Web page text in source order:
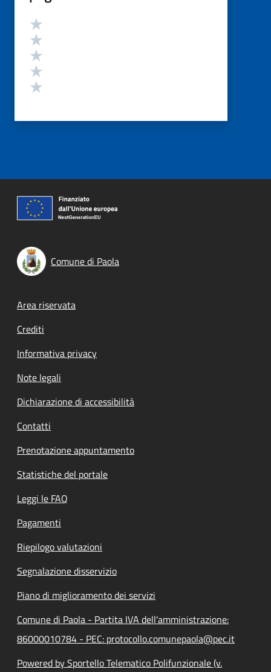
Valutazione
Comune di Paola
Footer menu
Area riservata
Crediti
Informativa privacy
Note legali
Dichiarazione di accessibilità
Contatti
Prenotazione appuntamento
Statistiche del portale
Leggi le FAQ
Pagamenti
Riepilogo valutazioni
Segnalazione disservizio
Piano di miglioramento dei servizi
Comune di Paola - Partita IVA dell'amministrazione:
86000010784 - PEC: protocollo.comunepaola@pec.it
Powered by Sportello Telematico Polifunzionale (v.